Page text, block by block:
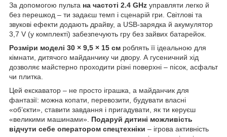
За допомогою пульта на частоті 2.4 GHz управляти легко й
без перешкод – ти задаєш темп і сценарій гри. Світлові та
звукові ефекти додають драйву, а USB-зарядка й акумулятор
3,7 V (у комплекті) забезпечують гру без зайвих батарейок.
Розміри моделі 30 × 9,5 × 15 см роблять її ідеальною для
кімнати, дитячого майданчику чи двору. А гусеничний хід
дозволяє майстерно проходити різні поверхні – пісок, асфальт
чи плитка.
Цей екскаватор – не просто іграшка, а майданчик для
фантазії: можна копати, перевозити, будувати власні
«об’єкти», ставити завдання і пригадувати, як ти керуєш
«великими машинами». Подаруй дитині можливість
відчути себе оператором спецтехніки – ігрова активність